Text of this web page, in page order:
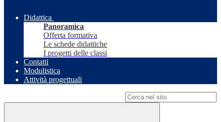
Didattica
Panoramica
Offerta formativa
Le schede didattiche
I progetti delle classi
Contatti
Modulistica
Attività progettuali